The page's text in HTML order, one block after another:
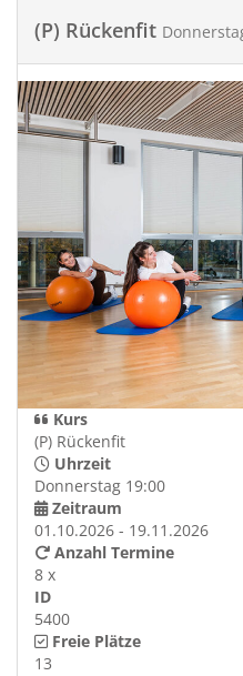
(P) Rückenfit
Kurs
(P) Rückenfit
Uhrzeit
Donnerstag 19:00
Zeitraum
01.10.2026 - 19.11.2026
Anzahl Termine
8 x
ID
5400
Freie Plätze
13